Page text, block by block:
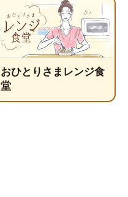
おひとりさまレンジ食
堂